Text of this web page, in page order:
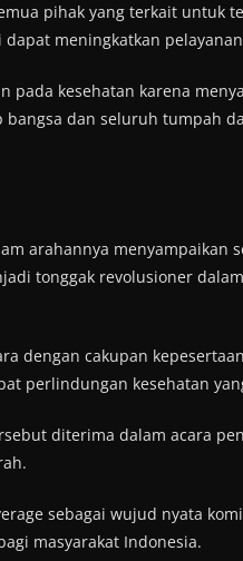
pihak yang terkait untuk
meningkatkan
pada kesehatan karena
dan seluruh tumpah
arahannya menyampaikan
tonggak revolusioner
dengan cakupan
perlindungan kesehatan
diterima dalam acara
sebagai wujud nyata
masyarakat Indonesia.